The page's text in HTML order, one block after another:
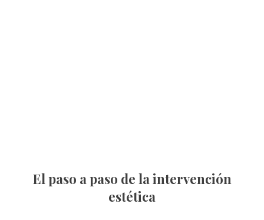
El paso a paso de la intervención
estética